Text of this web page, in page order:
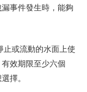
事件發生時，能夠
或流動的水面上使
效期限至少六個
擇。